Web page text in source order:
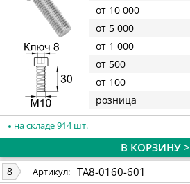
от 10 000
от 5 000
от 1 000
от 500
от 100
розница
на складе 914 шт.
В КОРЗИНУ >
8 Артикул: TA8-0160-601